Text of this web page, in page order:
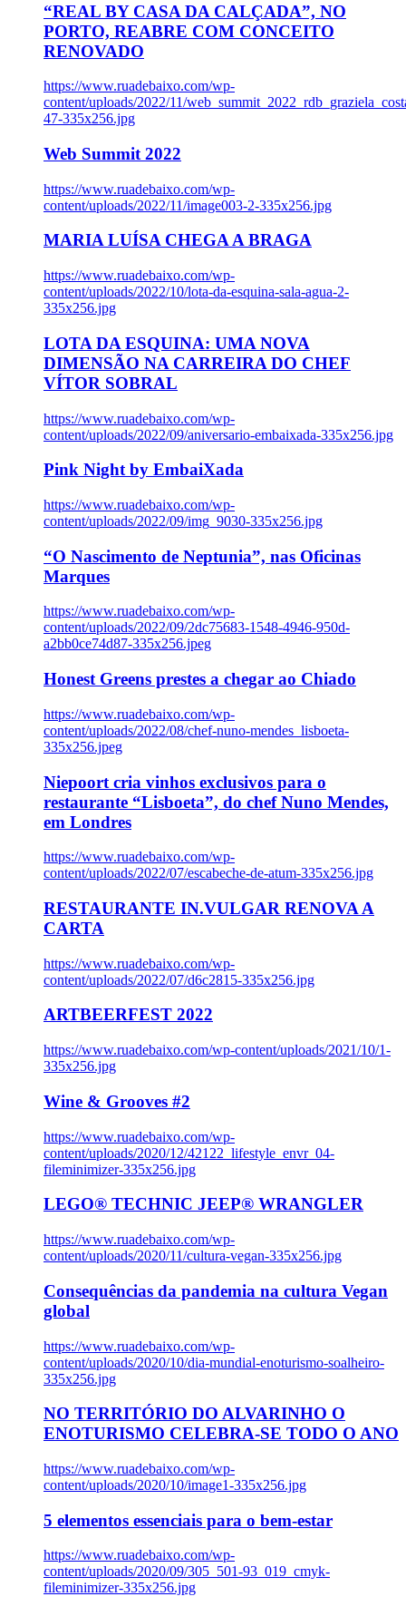
“REAL BY CASA DA CALÇADA”, NO
PORTO, REABRE COM CONCEITO
RENOVADO
https://www.ruadebaixo.com/wp-
content/uploads/2022/11/
47-335x256.jpg
Web Summit 2022
https://www.ruadebaixo.com/wp-
content/uploads/2022/11/image003-2-335x256.jpg
MARIA LUÍSA CHEGA A BRAGA
https://www.ruadebaixo.com/wp-
content/uploads/2022/10/lota-da-esquina-sala-agua-2-
335x256.jpg
LOTA DA ESQUINA: UMA NOVA
DIMENSÃO NA CARREIRA DO CHEF
VÍTOR SOBRAL
https://www.ruadebaixo.com/wp-
content/uploads/2022/09/aniversario-embaixada-335x256.jpg
Pink Night by EmbaiXada
https://www.ruadebaixo.com/wp-
content/uploads/2022/09/img_9030-335x256.jpg
“O Nascimento de Neptunia”, nas Oficinas
Marques
https://www.ruadebaixo.com/wp-
content/uploads/2022/09/2dc75683-1548-4946-950d-
a2bb0ce74d87-335x256.jpeg
Honest Greens prestes a chegar ao Chiado
https://www.ruadebaixo.com/wp-
content/uploads/2022/08/chef-nuno-mendes_lisboeta-
335x256.jpeg
Niepoort cria vinhos exclusivos para o
restaurante “Lisboeta”, do chef Nuno Mendes,
em Londres
https://www.ruadebaixo.com/wp-
content/uploads/2022/07/escabeche-de-atum-335x256.jpg
RESTAURANTE IN.VULGAR RENOVA A
CARTA
https://www.ruadebaixo.com/wp-
content/uploads/2022/07/d6c2815-335x256.jpg
ARTBEERFEST 2022
https://www.ruadebaixo.com/wp-content/uploads/2021/10/1-
335x256.jpg
Wine & Grooves #2
https://www.ruadebaixo.com/wp-
content/uploads/2020/12/42122_lifestyle_envr_04-
fileminimizer-335x256.jpg
LEGO® TECHNIC JEEP® WRANGLER
https://www.ruadebaixo.com/wp-
content/uploads/2020/11/cultura-vegan-335x256.jpg
Consequências da pandemia na cultura Vegan
global
https://www.ruadebaixo.com/wp-
content/uploads/2020/10/dia-mundial-enoturismo-soalheiro-
335x256.jpg
NO TERRITÓRIO DO ALVARINHO O
ENOTURISMO CELEBRA-SE TODO O ANO
https://www.ruadebaixo.com/wp-
content/uploads/2020/10/image1-335x256.jpg
5 elementos essenciais para o bem-estar
https://www.ruadebaixo.com/wp-
content/uploads/2020/09/305_501-93_019_cmyk-
fileminimizer-335x256.jpg